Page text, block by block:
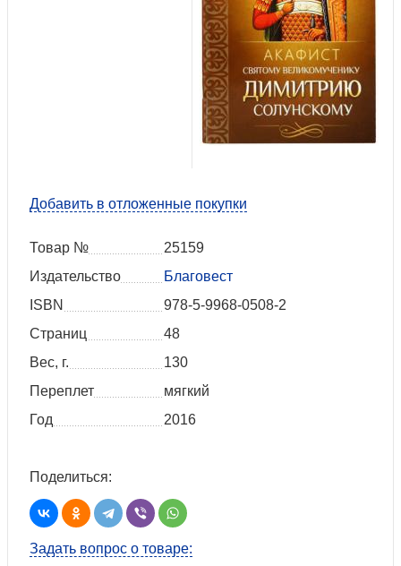
Добавить в отложенные покупки
Товар №
25159
Издательство
Благовест
ISBN
978-5-9968-0508-2
Страниц
48
Вес, г.
130
Переплет
мягкий
Год
2016
Поделиться:
Задать вопрос о товаре: